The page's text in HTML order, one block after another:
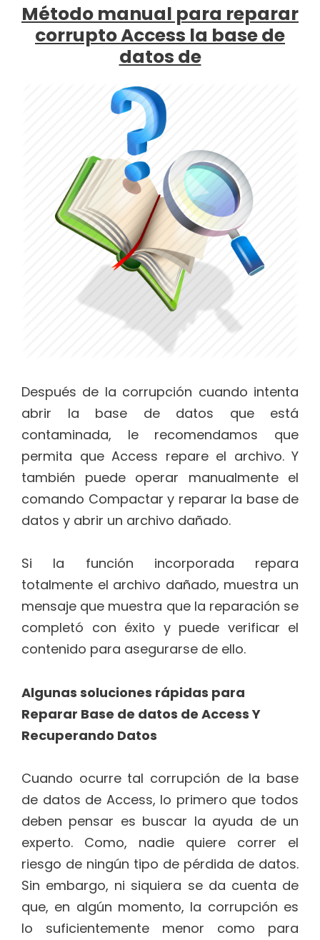
Método manual para reparar
corrupto Access la base de
datos de
Después de la corrupción cuando intenta
abrir la base de datos que está
contaminada, le recomendamos que
permita que Access repare el archivo. Y
también puede operar manualmente el
comando Compactar y reparar la base de
datos y abrir un archivo dañado.
Si la función incorporada repara
totalmente el archivo dañado, muestra un
mensaje que muestra que la reparación se
completó con éxito y puede verificar el
contenido para asegurarse de ello.
Algunas soluciones rápidas para
Reparar Base de datos de Access Y
Recuperando Datos
Cuando ocurre tal corrupción de la base
de datos de Access, lo primero que todos
deben pensar es buscar la ayuda de un
experto. Como, nadie quiere correr el
riesgo de ningún tipo de pérdida de datos.
Sin embargo, ni siquiera se da cuenta de
que, en algún momento, la corrupción es
lo suficientemente menor como para